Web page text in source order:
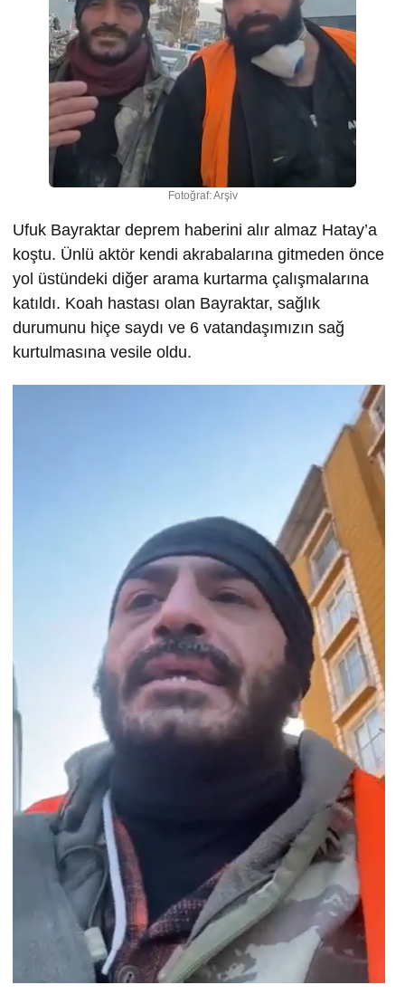
Fotoğraf: Arşiv
Ufuk Bayraktar deprem haberini alır almaz Hatay’a
koştu. Ünlü aktör kendi akrabalarına gitmeden önce
yol üstündeki diğer arama kurtarma çalışmalarına
katıldı. Koah hastası olan Bayraktar, sağlık
durumunu hiçe saydı ve 6 vatandaşımızın sağ
kurtulmasına vesile oldu.